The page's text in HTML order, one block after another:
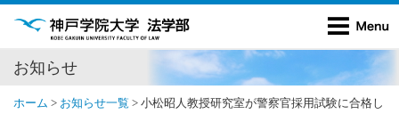
お知らせ
ホーム > お知らせ一覧 > 小松昭人教授研究室が警察官採用試験に合格し